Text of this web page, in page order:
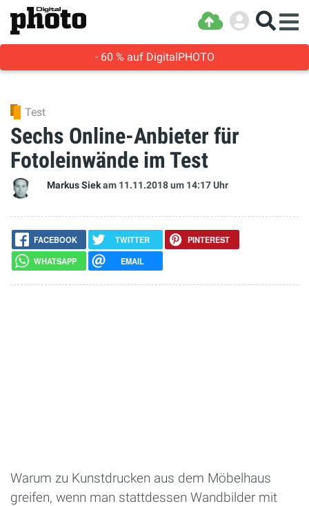
- 60 % auf DigitalPHOTO
Test
Sechs Online-Anbieter für
Fotoleinwände im Test
Markus Siekam 11.11.2018um 14:17 Uhr
FACEBOOK TWITTER
PINTEREST
WHATSAPP
EMAIL
Warum zu Kunstdrucken aus dem Möbelhaus
greifen, wenn man stattdessen Wandbilder mit